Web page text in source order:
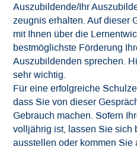
Auszubildende/Ihr
zeugnis erhalten. Auf dieser
mit Ihnen über die
bestmöglichste Förderung
Auszubildenden sprechen.
sehr wichtig.
Für eine erfolgreiche
dass Sie von dieser
Gebrauch machen. Sofern
volljährig ist, lassen Sie sich
ausstellen oder kommen Sie